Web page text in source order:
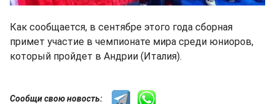
Как сообщается, в сентябре этого года сборная
примет участие в чемпионате мира среди юниоров,
который пройдет в Андрии (Италия).
Сообщи свою новость: